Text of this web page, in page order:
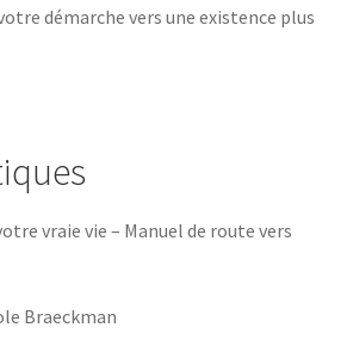
démarche vers une existence plus
vraie vie – Manuel de route vers
Braeckman